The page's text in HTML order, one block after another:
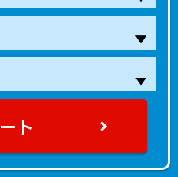
ト